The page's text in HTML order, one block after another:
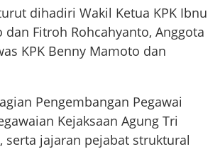
dihadiri Wakil Ketua KPK Ibnu
dan Fitroh Rohcahyanto, Anggota
KPK Benny Mamoto dan
Pengembangan Pegawai
Kejaksaan Agung Tri
serta jajaran pejabat struktural